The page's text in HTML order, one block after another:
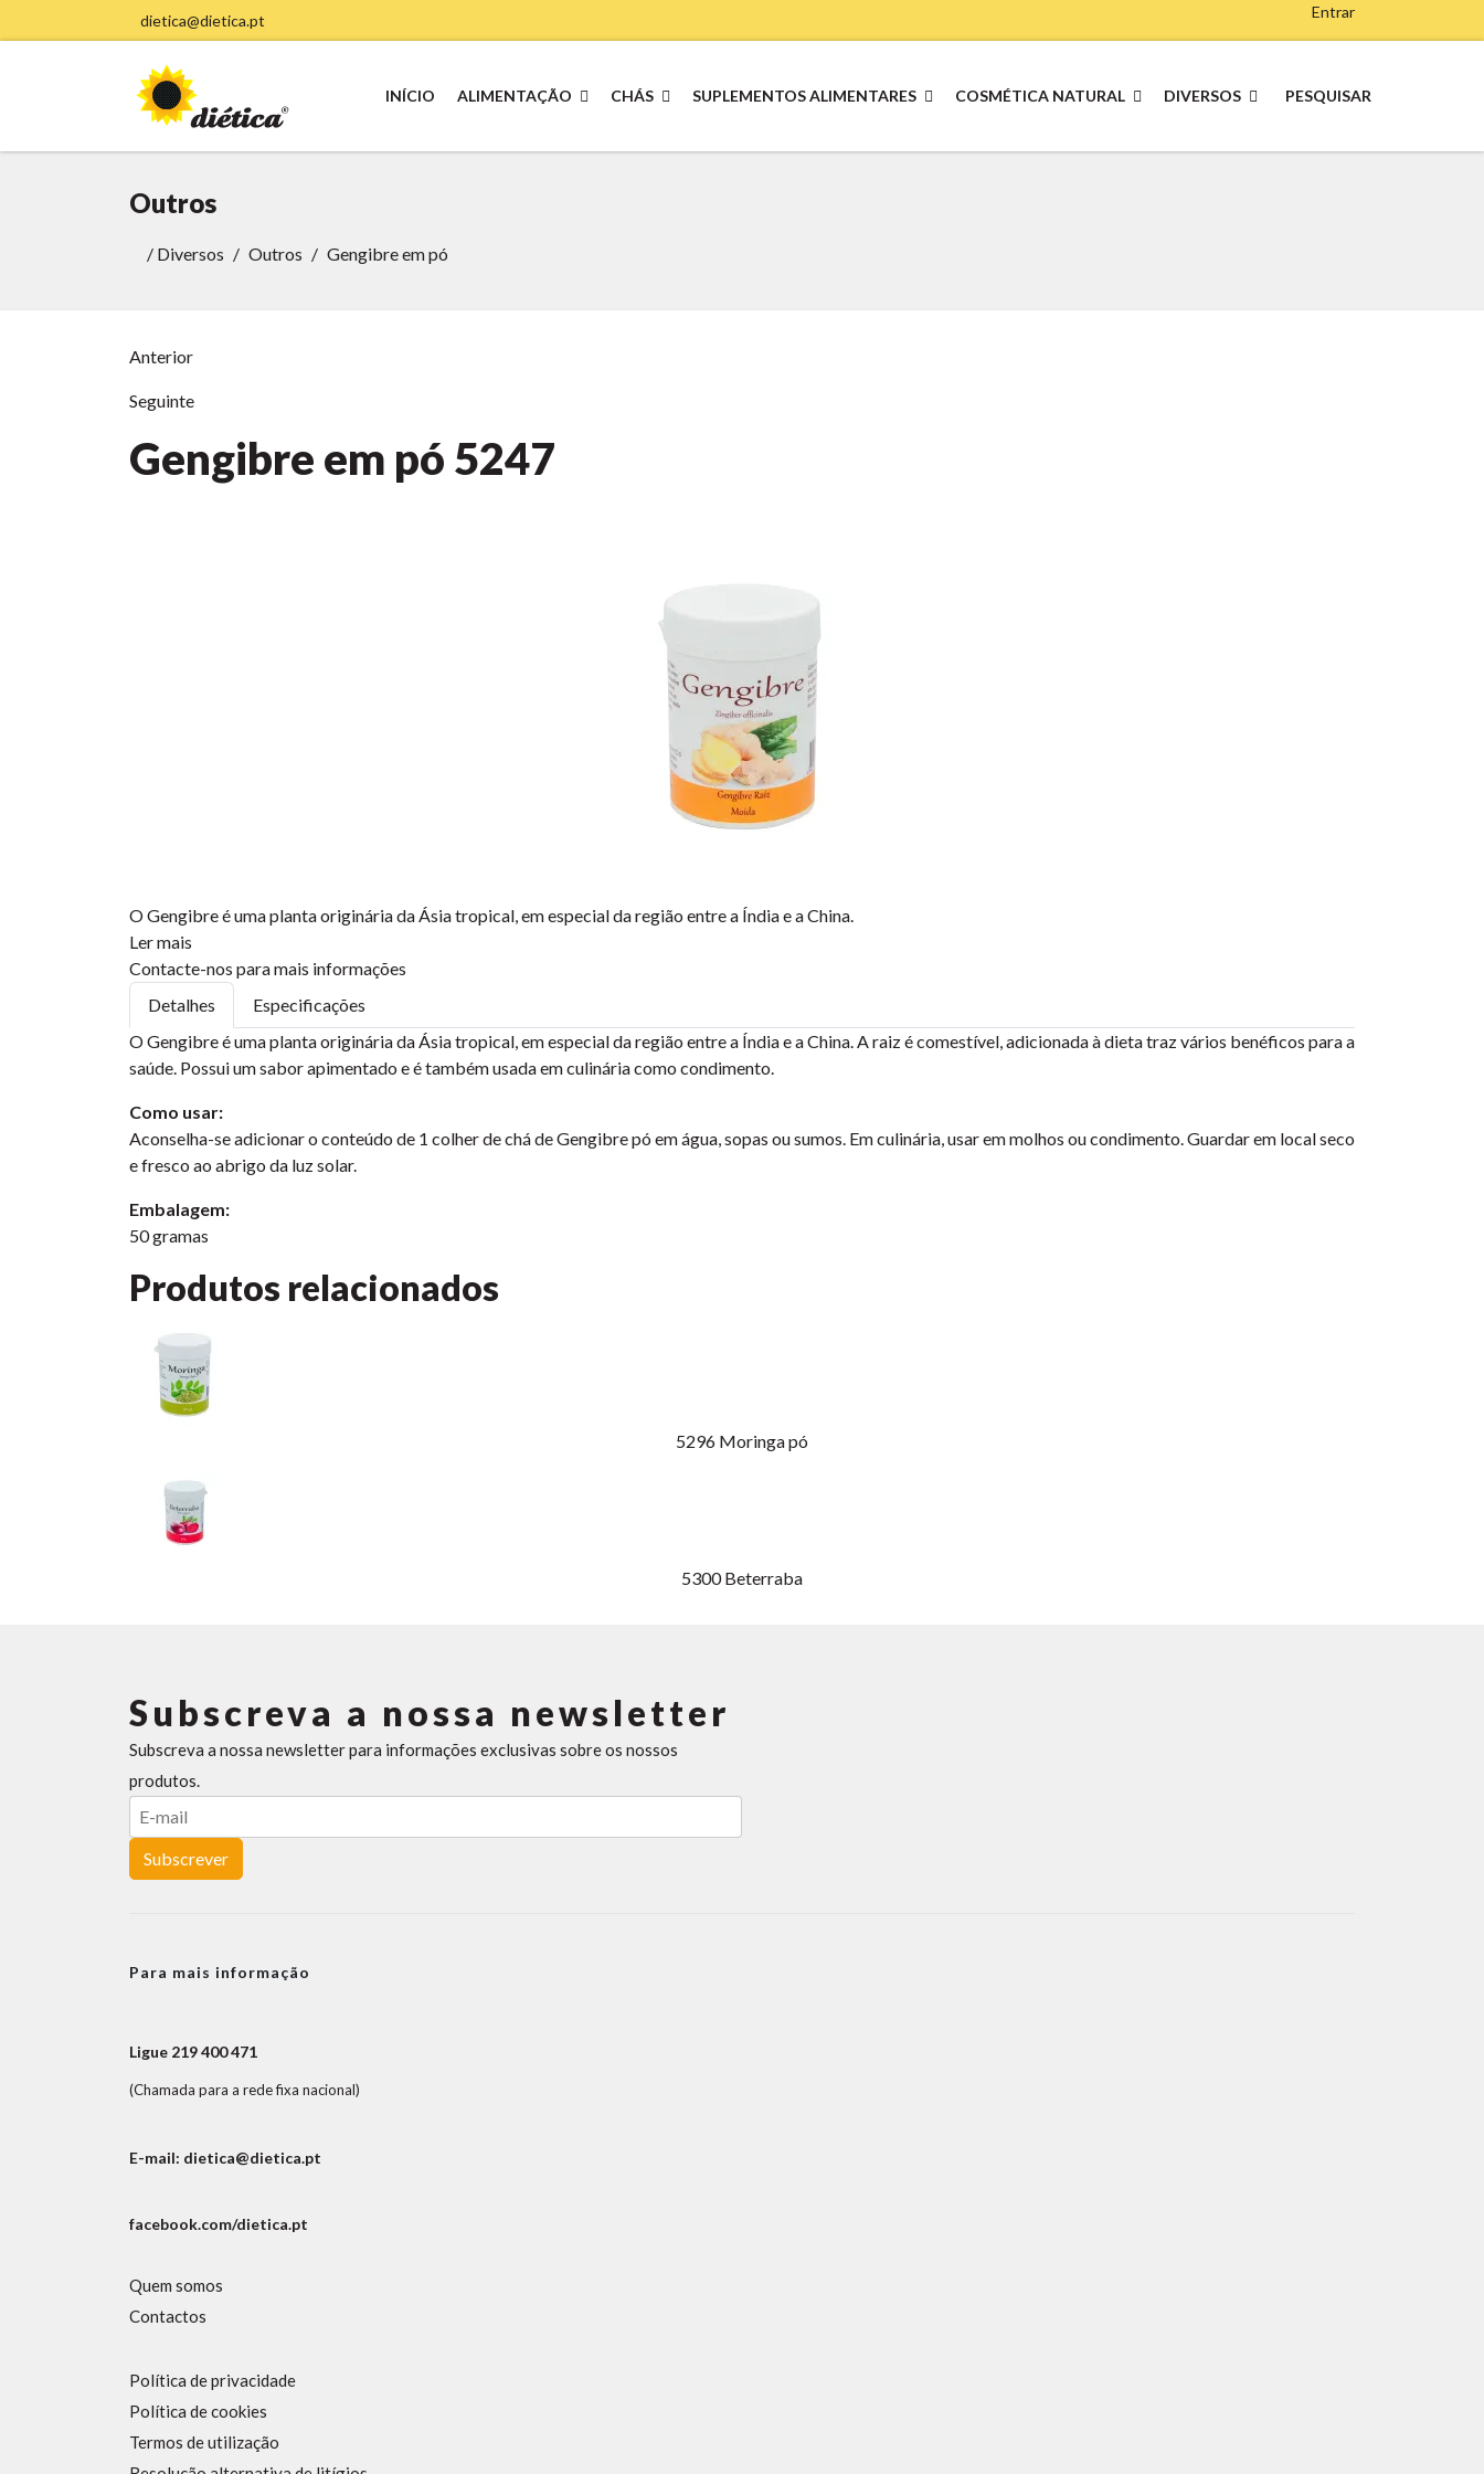
dietica@dietica.pt Entrar
INÍCIO ALIMENTAÇÃO CHÁS SUPLEMENTOS ALIMENTARES COSMÉTICA NATURAL DIVERSOS PESQUISAR
Outros
/ Diversos Outros Gengibre em pó
Anterior
Seguinte
Gengibre em pó 5247
O Gengibre é uma planta originária da Ásia tropical, em especial da região entre a Índia e a China.
Ler mais
Contacte-nos para mais informações
Detalhes
Especificações
O Gengibre é uma planta originária da Ásia tropical, em especial da região entre a Índia e a China. A raiz é comestível, adicionada à dieta traz vários benéficos para a
saúde. Possui um sabor apimentado e é também usada em culinária como condimento.
Como usar:
Aconselha-se adicionar o conteúdo de 1 colher de chá de Gengibre pó em água, sopas ou sumos. Em culinária, usar em molhos ou condimento. Guardar em local seco
e fresco ao abrigo da luz solar.
Embalagem:
50 gramas
Produtos relacionados
5296 Moringa pó
5300Beterraba
Subscreva a nossa newsletter
Subscreva a nossa newsletter para informações exclusivas sobre os nossos
produtos.
Subscrever
Para mais informação
Ligue 219 400 471
(Chamada para a rede fixa nacional)
E-mail: dietica@dietica.pt
facebook.com/dietica.pt
Quem somos
Contactos
Política de privacidade
Política de cookies
Termos de utilização